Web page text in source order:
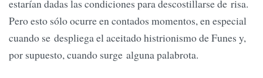
estarían dadas las condiciones para descostillarse de risa.
Pero esto sólo ocurre en contados momentos, en especial
cuando se despliega el aceitado histrionismo de Funes y,
por supuesto, cuando surge alguna palabrota.